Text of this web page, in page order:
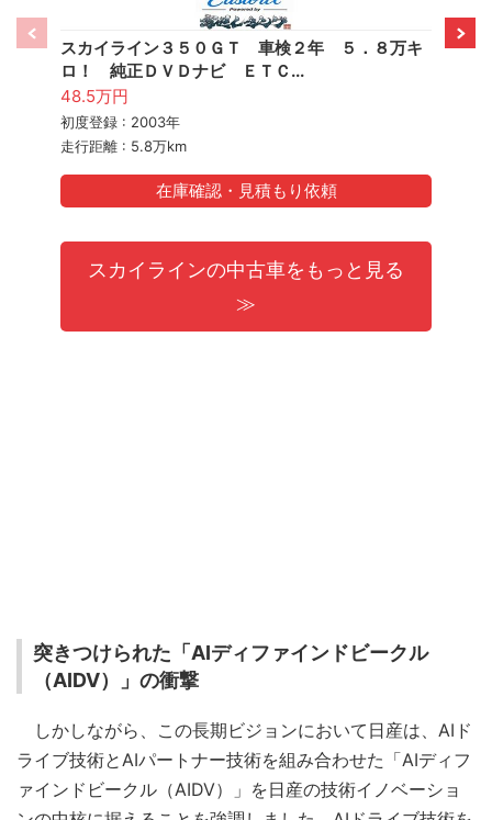
スカイライン３５０ＧＴ 車検２年 ５．８万キ
ロ！ 純正ＤＶＤナビ ＥＴＣ...
48.5万円
初度登録 : 2003年
走行距離 : 5.8万km
在庫確認・見積もり依頼
スカ
スカイラインの中古車をもっと見る
≫
突きつけられた「AIディファインドビークル
（AIDV）」の衝撃
しかしながら、この長期ビジョンにおいて日産は、AIド
ライブ技術とAIパートナー技術を組み合わせた「AIディフ
ァインドビークル（AIDV）」を日産の技術イノベーショ